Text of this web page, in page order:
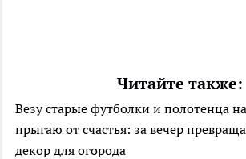
Читайте также:
Везу старые футболки и полотенца
прыгаю от счастья: за вечер
декор для огорода